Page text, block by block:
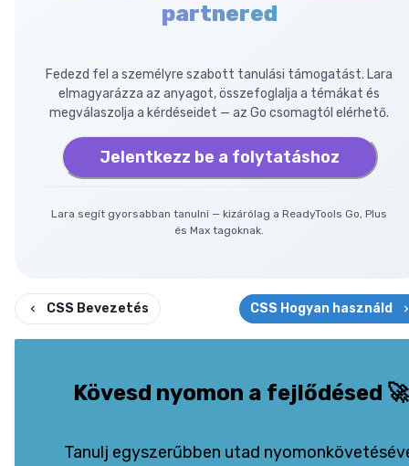
partnered
Fedezd fel a személyre szabott tanulási támogatást. Lara
elmagyarázza az anyagot, összefoglalja a témákat és
megválaszolja a kérdéseidet — az Go csomagtól elérhető.
Jelentkezz be a folytatáshoz
Lara segít gyorsabban tanulni — kizárólag a ReadyTools Go, Plus
és Max tagoknak.
CSS Bevezetés CSS Hogyan használd
Kövesd nyomon a fejlődésed 🚀
Tanulj egyszerűbben utad